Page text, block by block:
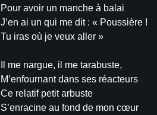
Pour avoir un manche à balai
J’en ai un qui me dit : « Poussière !
Tu iras où je veux aller »
Il me nargue, il me tarabuste,
M’enfournant dans ses réacteurs
Ce relatif petit arbuste
S’enracine au fond de mon cœur